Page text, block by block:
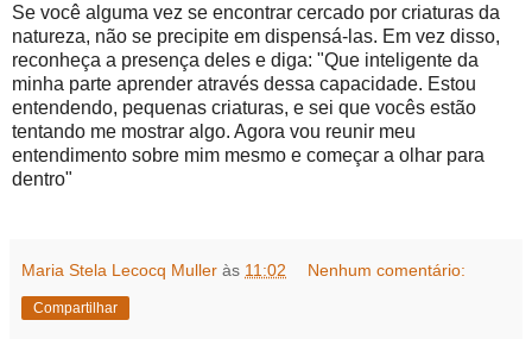
Se você alguma vez se encontrar cercado por criaturas da
natureza, não se precipite em dispensá-las. Em vez disso,
reconheça a presença deles e diga: "Que inteligente da
minha parte aprender através dessa capacidade. Estou
entendendo, pequenas criaturas, e sei que vocês estão
tentando me mostrar algo. Agora vou reunir meu
entendimento sobre mim mesmo e começar a olhar para
dentro"
Maria Stela Lecocq Muller às 11:02 Nenhum comentário:
Compartilhar